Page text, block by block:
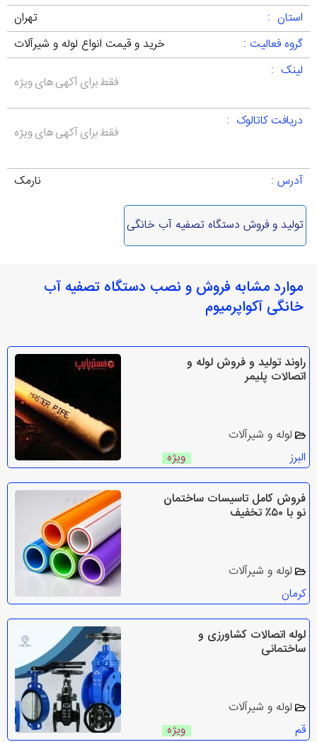
استان :
تهران
گروه فعالیت :
خرید و قیمت انواع لوله و شیرآلات
لینک :
فقط برای آکهی های ویژه
دریافت کاتالوک :
فقط برای آکهی های ویژه
آدرس : نارمک
تولید و فروش دستگاه تصفیه آب خانگی
موارد مشابه فروش و نصب دستگاه تصفیه آب
خانگی آکواپرمیوم
راوند تولید و فروش لوله و
اتصالات پلیمر
لوله و شیرآلات
البرز
ویژه
فروش کامل تاسیسات ساختمان
نو با ۵۰٪ تخفیف
لوله و شیرآلات
کرمان
لوله اتصالات کشاورزی و
ساختمانی
لوله و شیرآلات
قم
ویژه